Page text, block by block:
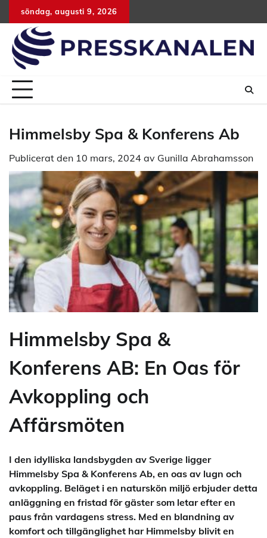
Hoppa
till
innehåll
söndag, augusti 9, 2026
Himmelsby Spa & Konferens Ab
Publicerat den 10 mars, 2024 av Gunilla Abrahamsson
Himmelsby Spa &
Konferens AB: En Oas för
Avkoppling och
Affärsmöten
I den idylliska landsbygden av Sverige ligger
Himmelsby Spa & Konferens Ab, en oas av lugn och
avkoppling. Beläget i en naturskön miljö erbjuder detta
anläggning en fristad för gäster som letar efter en
paus från vardagens stress. Med en blandning av
komfort och tillgänglighet har Himmelsby blivit en